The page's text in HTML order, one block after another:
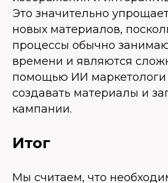
Это значительно
новых материалов,
процессы обычно
времени и являются
помощью ИИ маркетологи
создавать материалы и
кампании.
Итог
Мы считаем, что